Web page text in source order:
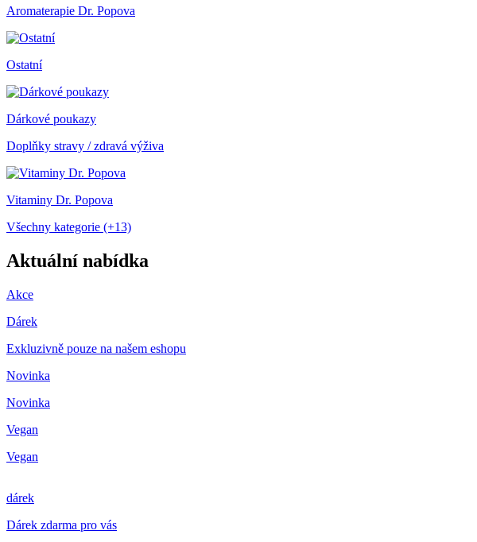
Aromaterapie Dr. Popova
Ostatní
Dárkové poukazy
Doplňky stravy / zdravá výživa
Vitaminy Dr. Popova
Všechny kategorie (+13)
Aktuální nabídka
Akce
Dárek
Exkluzivně pouze na našem eshopu
Novinka
Novinka
Vegan
Vegan
dárek
Dárek zdarma pro vás